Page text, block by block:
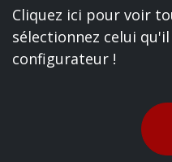
Cliquez ici pour voir
sélectionnez celui
configurateur !